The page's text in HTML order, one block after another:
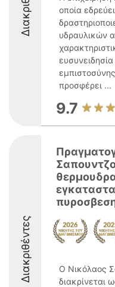
οποία
υδραυλικών
προσφέρει ...
9.7
Διακριθέντες
Ο Νικόλαος
διακρίνεται